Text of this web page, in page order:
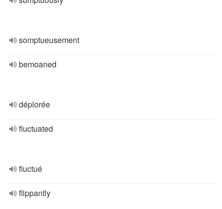
somptueusement
bemoaned
déplorée
fluctuated
fluctué
flippantly